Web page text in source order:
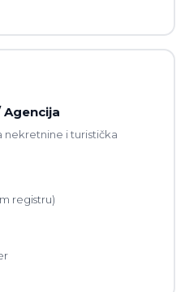
Agencija
nekretnine i turistička
registru)